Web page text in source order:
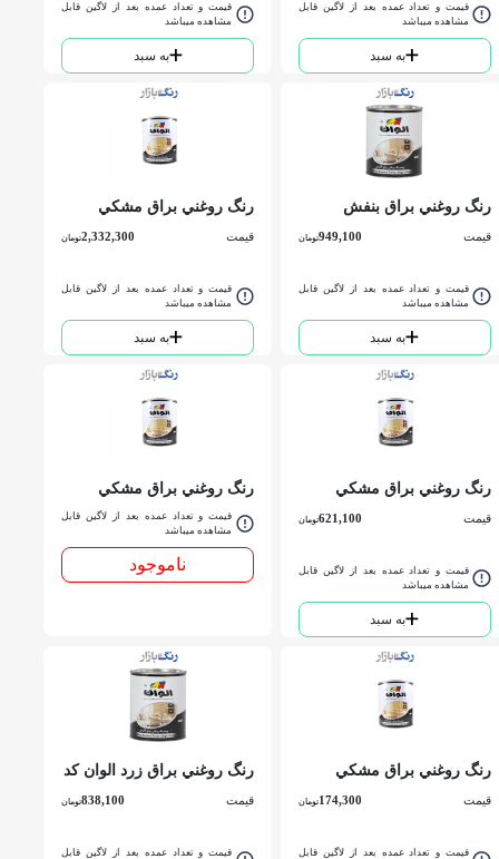
قیمت و تعداد عمده بعد از لاگین قابل
مشاهده میباشد
به سبد
قیمت و تعداد عمده بعد از لاگین قابل
مشاهده میباشد
به سبد
رنگ روغني براق بنفش
قیمت 949,100تومان
قیمت و تعداد عمده بعد از لاگین قابل
مشاهده میباشد
به سبد
رنگ روغني براق مشكي
قیمت 2,332,300تومان
قیمت و تعداد عمده بعد از لاگین قابل
مشاهده میباشد
به سبد
رنگ روغني براق مشكي
قیمت 621,100تومان
قیمت و تعداد عمده بعد از لاگین قابل
مشاهده میباشد
به سبد
رنگ روغني براق مشكي
الوان کد 199حلب
قیمت و تعداد عمده بعد از لاگین قابل
مشاهده میباشد
ناموجود
رنگ روغني براق مشكي
قیمت 174,300تومان
قیمت و تعداد عمده بعد از لاگین قابل
رنگ روغني براق زرد الوان کد
قیمت 838,100تومان
قیمت و تعداد عمده بعد از لاگین قابل